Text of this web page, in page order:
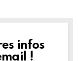
infos
!